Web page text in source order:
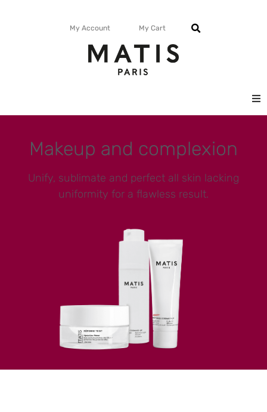
My Account My Cart
BODY
MATISMAG
Makeup and complexion
Unify, sublimate and perfect all skin lacking
uniformity for a flawless result.